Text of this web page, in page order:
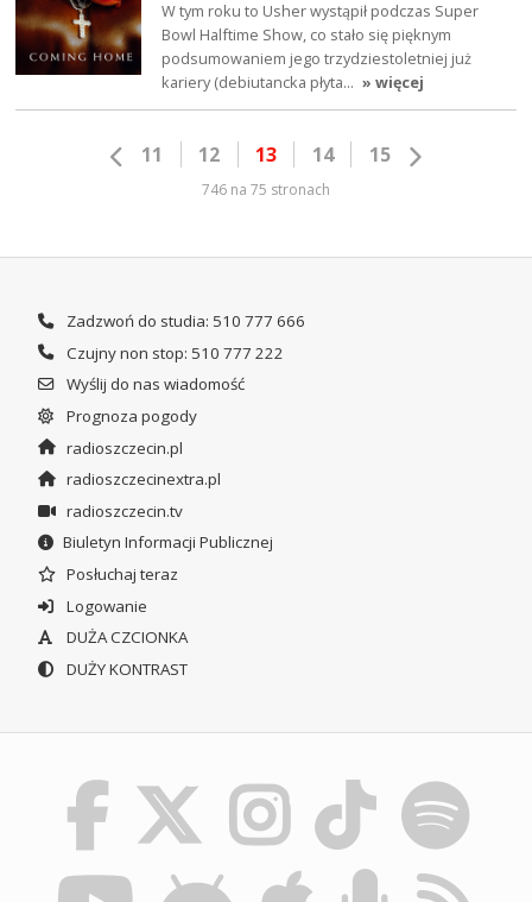
W tym roku to Usher wystąpił podczas Super
Bowl Halftime Show, co stało się pięknym
podsumowaniem jego trzydziestoletniej już
kariery (debiutancka płyta… » więcej
11 12 13 14 15
746 na 75 stronach
Zadzwoń do studia: 510 777 666
Czujny non stop: 510 777 222
Wyślij do nas wiadomość
Prognoza pogody
radioszczecin.pl
radioszczecinextra.pl
radioszczecin.tv
Biuletyn Informacji Publicznej
Posłuchaj teraz
Logowanie
DUŻA CZCIONKA
DUŻY KONTRAST